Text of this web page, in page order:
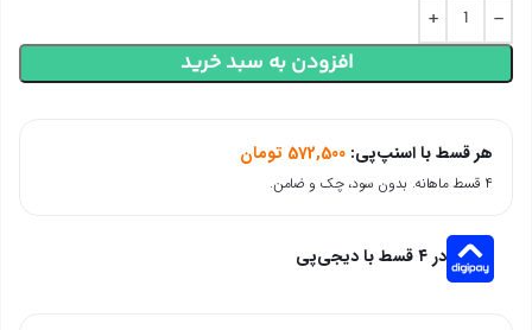
افزودن به سبد خرید
هر قسط با اسنپ‌پی: 572,500 تومان
۴ قسط ماهانه. بدون سود، چک و ضامن.
در ۴ قسط با دیجی‌پی